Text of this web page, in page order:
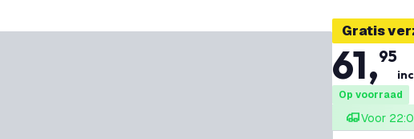
Gratis
61,95
Op voorraad
Voor